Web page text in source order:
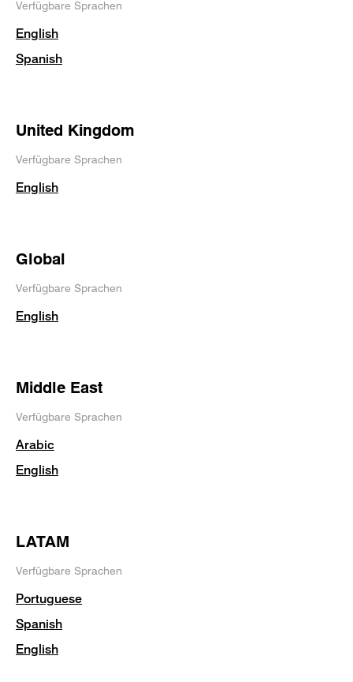
Verfügbare Sprachen
English
Spanish
United Kingdom
Verfügbare Sprachen
English
Global
Verfügbare Sprachen
English
Middle East
Verfügbare Sprachen
Arabic
English
LATAM
Verfügbare Sprachen
Portuguese
Spanish
English